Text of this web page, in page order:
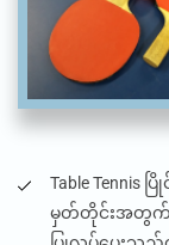
Table Tennis ပ
မှတ်တိုင်းအတွက်